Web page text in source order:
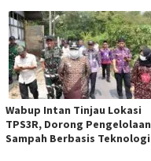
Wabup Intan Tinjau Lokasi
TPS3R, Dorong Pengelolaan
Sampah Berbasis Teknologi